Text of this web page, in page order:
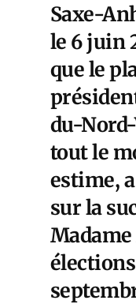
Saxe-
le 6 juin
que le
du-
tout le
estime,
sur la